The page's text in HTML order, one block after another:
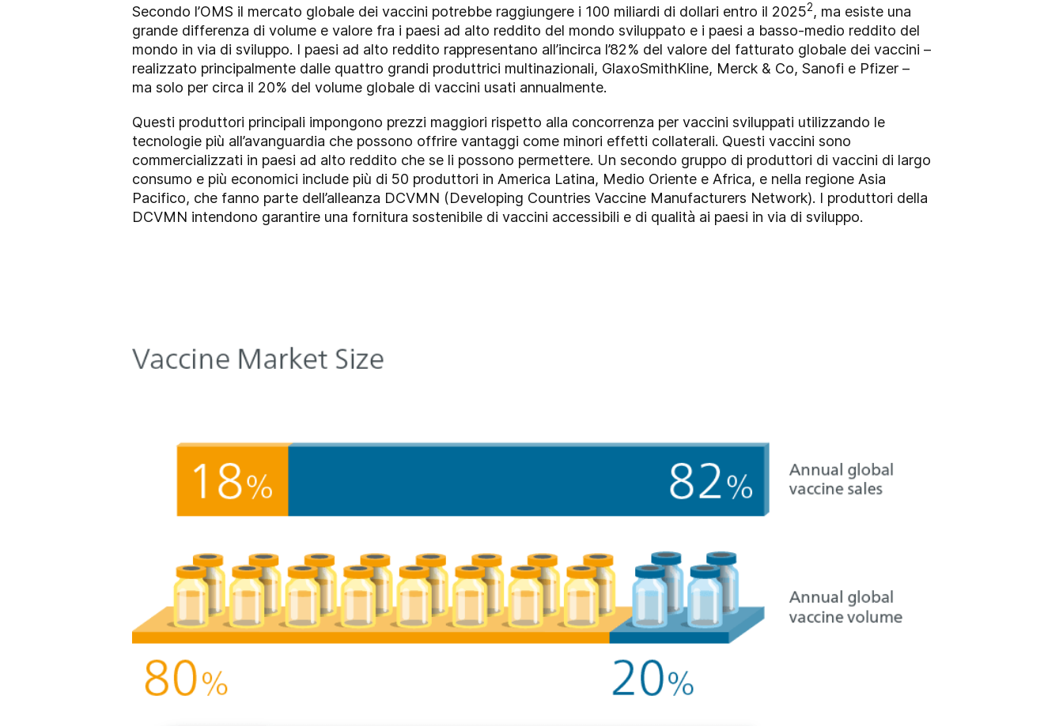
Secondo l’OMS il mercato globale dei vaccini potrebbe raggiungere i 100 miliardi di dollari entro il 20252, ma esiste una
grande differenza di volume e valore fra i paesi ad alto reddito del mondo sviluppato e i paesi a basso-medio reddito del
mondo in via di sviluppo. I paesi ad alto reddito rappresentano all’incirca l’82% del valore del fatturato globale dei vaccini –
realizzato principalmente dalle quattro grandi produttrici multinazionali, GlaxoSmithKline, Merck & Co, Sanofi e Pfizer –
ma solo per circa il 20% del volume globale di vaccini usati annualmente.
Questi produttori principali impongono prezzi maggiori rispetto alla concorrenza per vaccini sviluppati utilizzando le
tecnologie più all’avanguardia che possono offrire vantaggi come minori effetti collaterali. Questi vaccini sono
commercializzati in paesi ad alto reddito che se li possono permettere. Un secondo gruppo di produttori di vaccini di largo
consumo e più economici include più di 50 produttori in America Latina, Medio Oriente e Africa, e nella regione Asia
Pacifico, che fanno parte dell’alleanza DCVMN (Developing Countries Vaccine Manufacturers Network). I produttori della
DCVMN intendono garantire una fornitura sostenibile di vaccini accessibili e di qualità ai paesi in via di sviluppo.